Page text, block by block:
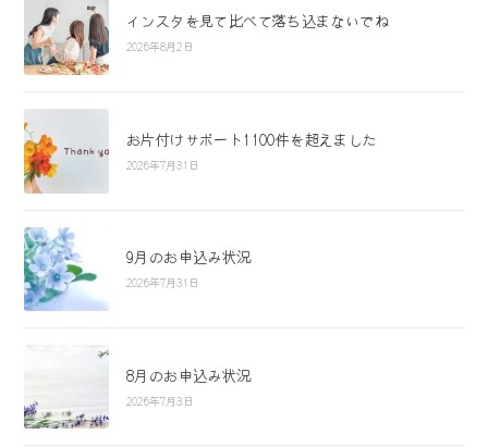
インスタを見て比べて落ち込まないでね
2026年8月2日
お片付けサポート1100件を超えました
2026年7月31日
9月のお申込み状況
2026年7月31日
8月のお申込み状況
2026年7月3日